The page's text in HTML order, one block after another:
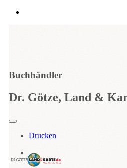
Buchhändler
Dr. Götze, Land &
Drucken